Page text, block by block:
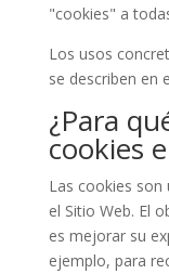
"cookies" a
Los usos
se describen en
¿Para
cookies
Las cookies son
el Sitio Web. El
es mejorar su
ejemplo, para